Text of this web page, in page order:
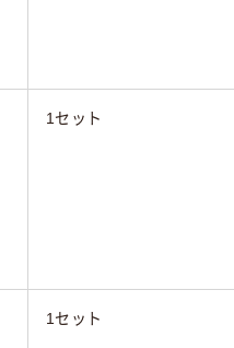
1セット
1セット